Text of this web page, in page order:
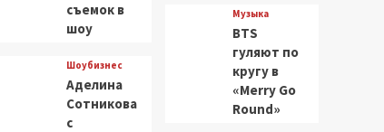
съемок в
шоу
Шоубизнес
Аделина
Сотникова
с
Музыка
BTS
гуляют по
кругу в
«Merry Go
Round»